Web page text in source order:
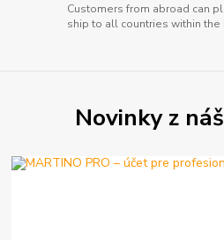
Customers from abroad can
ship to all countries within the
Novinky z